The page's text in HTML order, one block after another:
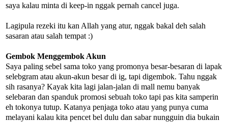
saya kalau minta di keep-in nggak pernah cancel juga.
Lagipula rezeki itu kan Allah yang atur, nggak bakal deh salah
sasaran atau salah tempat :)
Gembok Menggembok Akun
Saya paling sebel sama toko yang promonya besar-besaran di lapak
selebgram atau akun-akun besar di ig, tapi digembok. Tahu nggak
sih rasanya? Kayak kita lagi jalan-jalan di mall nemu banyak
selebaran dan spanduk promosi sebuah toko tapi pas kita samperin
eh tokonya tutup. Katanya penjaga toko atau yang punya cuma
melayani kalau kita pencet bel dulu dan sabar nungguin dia bukain